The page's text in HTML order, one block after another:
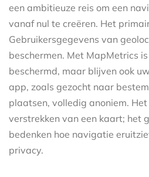
een ambitieuze reis om een
vanaf nul te creëren. Het
Gebruikersgegevens van
beschermen. Met MapMetrics
beschermd, maar blijven ook
app, zoals gezocht naar
plaatsen, volledig anoniem.
verstrekken van een kaart; het
bedenken hoe navigatie
privacy.